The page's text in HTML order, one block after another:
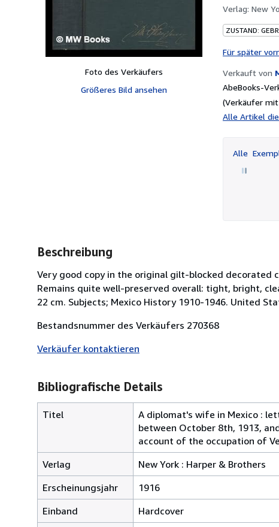
Foto des Verkäufers
Größeres Bild ansehen
Verlag: New
ZUSTAND:
Für später
Verkauft von
AbeBooks-
(Verkäufer
Alle Artikel
Alle
Beschreibung
Very good copy in the original gilt-blocked decorated
Remains quite well-preserved overall: tight, bright,
22 cm. Subjects; Mexico History 1910-1946. United
Bestandsnummer des Verkäufers 270368
Verkäufer kontaktieren
Bibliografische Details
Titel
A diplomat's wife in Mexico :
between October 8th, 1913,
account of the occupation of
Verlag
New York : Harper & Brothers
Erscheinungsjahr
1916
Einband
Hardcover